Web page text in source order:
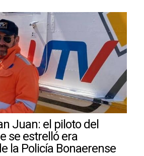
Juan: el piloto del
se estrelló era
la Policía Bonaerense